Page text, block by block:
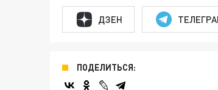
ДЗЕН
ПОДЕЛИТЬСЯ: